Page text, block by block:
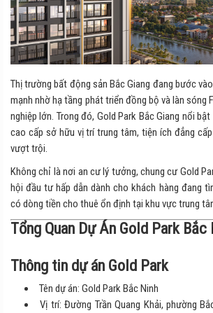
Thị trường bất động sản Bắc Giang đang bước
mạnh nhờ hạ tầng phát triển đồng bộ và làn sóng
nghiệp lớn. Trong đó, Gold Park Bắc Giang nổi
cao cấp sở hữu vị trí trung tâm, tiện ích đẳng
vượt trội.
Không chỉ là nơi an cư lý tưởng, chung cư Gold
hội đầu tư hấp dẫn dành cho khách hàng đang
có dòng tiền cho thuê ổn định tại khu vực trung
Tổng Quan Dự Án Gold Park Bắc
Thông tin dự án Gold Park
Tên dự án: Gold Park Bắc Ninh
Vị trí: Đường Trần Quang Khải, phường